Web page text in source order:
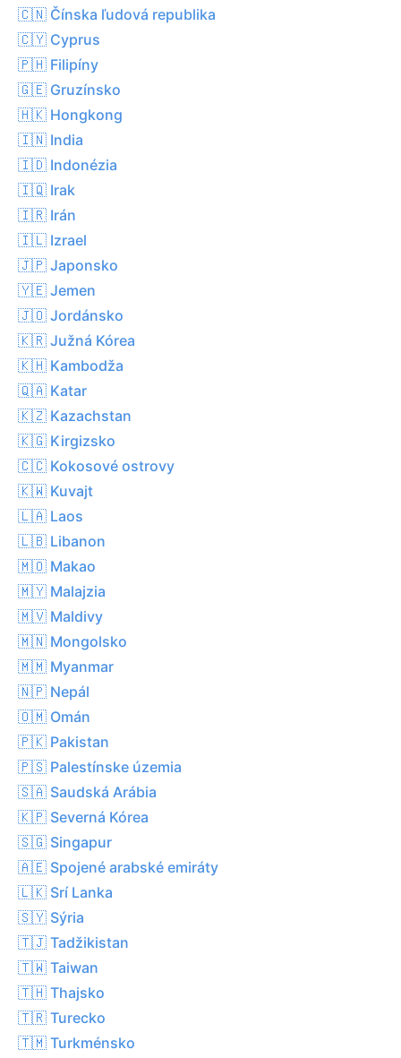
🇨🇳 Čínska ľudová republika
🇨🇾 Cyprus
🇵🇭 Filipíny
🇬🇪 Gruzínsko
🇭🇰 Hongkong
🇮🇳 India
🇮🇩 Indonézia
🇮🇶 Irak
🇮🇷 Irán
🇮🇱 Izrael
🇯🇵 Japonsko
🇾🇪 Jemen
🇯🇴 Jordánsko
🇰🇷 Južná Kórea
🇰🇭 Kambodža
🇶🇦 Katar
🇰🇿 Kazachstan
🇰🇬 Kirgizsko
🇨🇨 Kokosové ostrovy
🇰🇼 Kuvajt
🇱🇦 Laos
🇱🇧 Libanon
🇲🇴 Makao
🇲🇾 Malajzia
🇲🇻 Maldivy
🇲🇳 Mongolsko
🇲🇲 Myanmar
🇳🇵 Nepál
🇴🇲 Omán
🇵🇰 Pakistan
🇵🇸 Palestínske územia
🇸🇦 Saudská Arábia
🇰🇵 Severná Kórea
🇸🇬 Singapur
🇦🇪 Spojené arabské emiráty
🇱🇰 Srí Lanka
🇸🇾 Sýria
🇹🇯 Tadžikistan
🇹🇼 Taiwan
🇹🇭 Thajsko
🇹🇷 Turecko
🇹🇲 Turkménsko